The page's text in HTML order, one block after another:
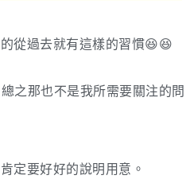
從過去就有這樣的習慣😆😆
之那也不是我所需要關注的問
定要好好的說明用意。